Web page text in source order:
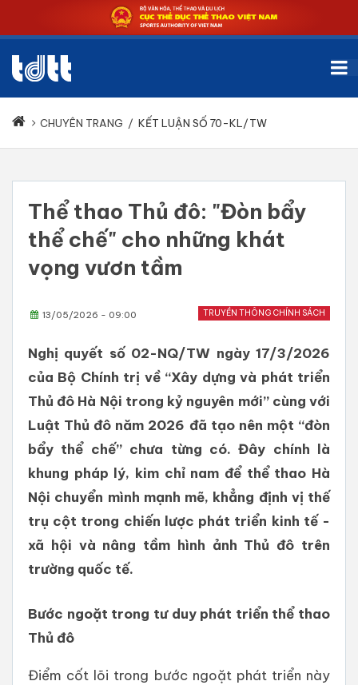
CHUYÊN TRANG / KẾT LUẬN SỐ 70-KL/TW
Thể thao Thủ đô: "Đòn bẩy
thể chế" cho những khát
vọng vươn tầm
TRUYỀN THÔNG CHÍNH SÁCH
13/05/2026 - 09:00
Nghị quyết số 02-NQ/TW ngày 17/3/2026
của Bộ Chính trị về “Xây dựng và phát triển
Thủ đô Hà Nội trong kỷ nguyên mới” cùng với
Luật Thủ đô năm 2026 đã tạo nên một “đòn
bẩy thể chế” chưa từng có. Đây chính là
khung pháp lý, kim chỉ nam để thể thao Hà
Nội chuyển mình mạnh mẽ, khẳng định vị thế
trụ cột trong chiến lược phát triển kinh tế -
xã hội và nâng tầm hình ảnh Thủ đô trên
trường quốc tế.
Bước ngoặt trong tư duy phát triển thể thao
Thủ đô
Điểm cốt lõi trong bước ngoặt phát triển này